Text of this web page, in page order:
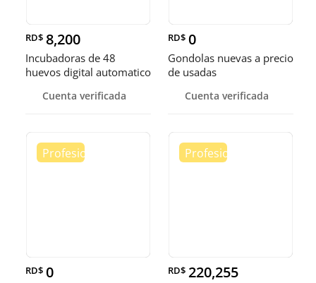
RD$ 8,200
Incubadoras de 48
huevos digital automatico
Cuenta verificada
RD$ 0
Gondolas nuevas a precio
de usadas
Cuenta verificada
RD$ 0 RD$ 220,255